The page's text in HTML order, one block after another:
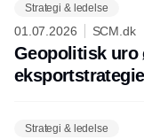
Strategi & ledelse
01.07.2026 SCM.dk
Geopolitisk uro
Strategi & ledelse